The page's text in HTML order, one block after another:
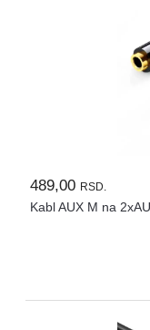
489,00 RSD.
Kabl AUX M na